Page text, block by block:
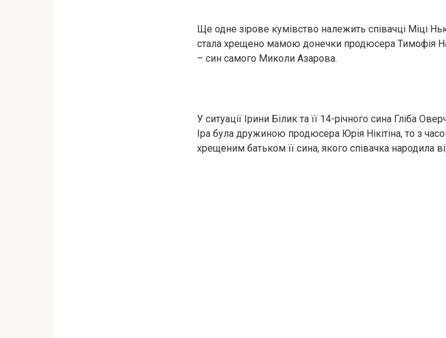
Ще одне зірове кумівство належить співачці Міці
стала хрещено мамою донечки продюсера Тимофія
– син самого Миколи Азарова.
У ситуації Ірини Білик та її 14-річного сина Гліба
Іра була дружиною продюсера Юрія Нікітіна, то з
хрещеним батьком її сина, якого співачка народила